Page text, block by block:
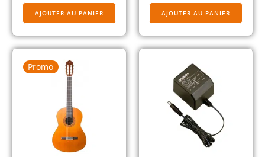
AJOUTER AU PANIER AJOUTER AU PANIER
Promo